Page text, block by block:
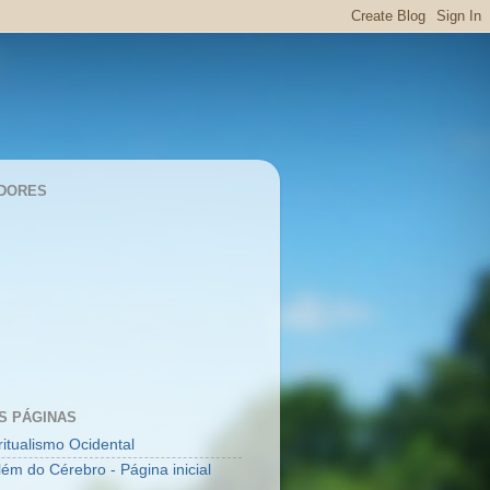
PÁGINAS
Ocidental
do Cérebro - Página inicial